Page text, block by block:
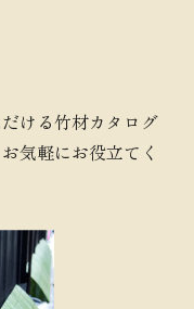
ける竹材カタログ
気軽にお役立てく